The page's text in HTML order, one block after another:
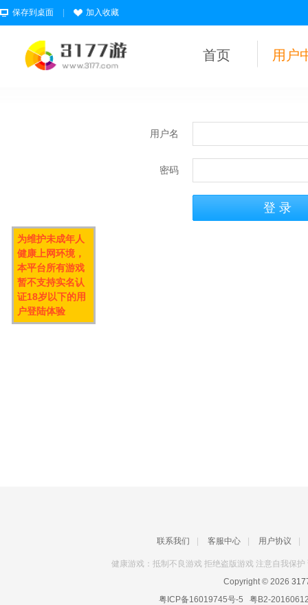
保存到桌面 加入收藏
首页 用户
用户名
密码
联系我们 客服中心 用户协议
健康游戏：抵制不良游戏 拒绝盗版游戏 注意自我保
Copyright © 2026
粤ICP备16019745号-5 粤B2-
为维护未成年人
健康上网环境，
本平台所有游戏
暂不支持实名认
证18岁以下的用
户登陆体验